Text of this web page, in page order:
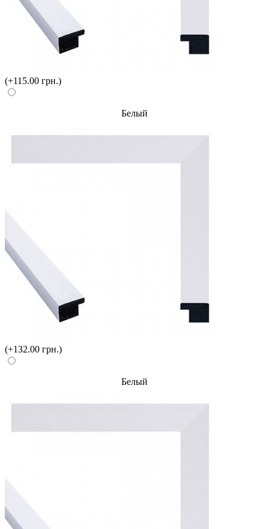
(+115.00 грн.)
Белый
(+132.00 грн.)
Белый